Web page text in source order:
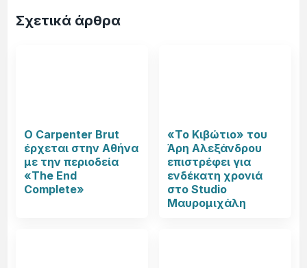
Σχετικά άρθρα
Ο Carpenter Brut
έρχεται στην Αθήνα
με την περιοδεία
«The End
Complete»
«Το Κιβώτιο» του
Άρη Αλεξάνδρου
επιστρέφει για
ενδέκατη χρονιά
στο Studio
Μαυρομιχάλη